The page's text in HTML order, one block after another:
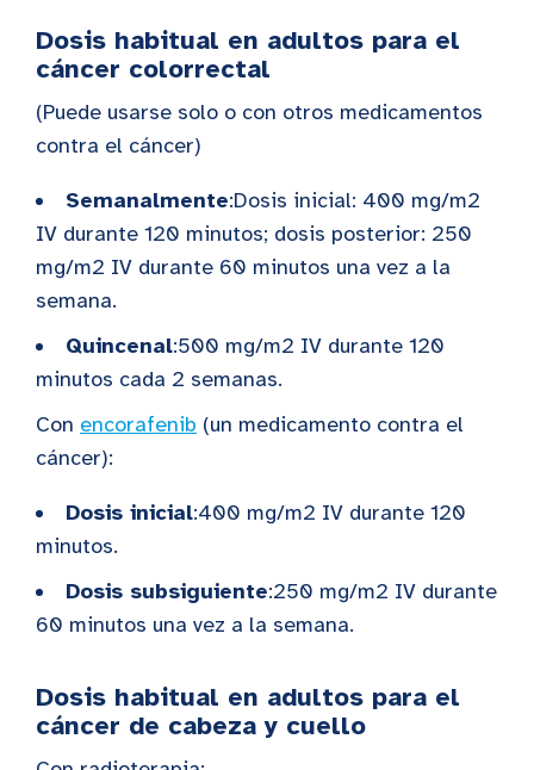
Dosis habitual en adultos para el
cáncer colorrectal
(Puede usarse solo o con otros medicamentos
contra el cáncer)
Semanalmente:Dosis inicial: 400 mg/m2
IV durante 120 minutos; dosis posterior: 250
mg/m2 IV durante 60 minutos una vez a la
semana.
Quincenal:500 mg/m2 IV durante 120
minutos cada 2 semanas.
Con encorafenib (un medicamento contra el
cáncer):
Dosis inicial:400 mg/m2 IV durante 120
minutos.
Dosis subsiguiente:250 mg/m2 IV durante
60 minutos una vez a la semana.
Dosis habitual en adultos para el
cáncer de cabeza y cuello